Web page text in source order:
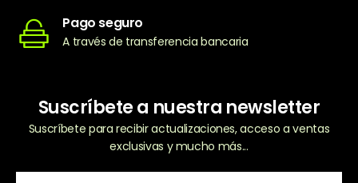
Pago seguro
A través de transferencia bancaria
Suscríbete a nuestra newsletter
Suscríbete para recibir actualizaciones, acceso a ventas
exclusivas y mucho más...